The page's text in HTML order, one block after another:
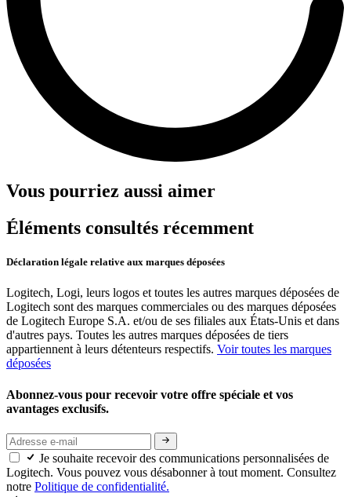
Vous pourriez aussi aimer
Éléments consultés récemment
Déclaration légale relative aux marques déposées
Logitech, Logi, leurs logos et toutes les autres marques déposées de
Logitech sont des marques commerciales ou des marques déposées
de Logitech Europe S.A. et/ou de ses filiales aux États-Unis et dans
d'autres pays. Toutes les autres marques déposées de tiers
appartiennent à leurs détenteurs respectifs. Voir toutes les marques
déposées
Abonnez-vous pour recevoir votre offre spéciale et vos
avantages exclusifs.
Je souhaite recevoir des communications personnalisées de
Logitech. Vous pouvez vous désabonner à tout moment. Consultez
notre Politique de confidentialité.